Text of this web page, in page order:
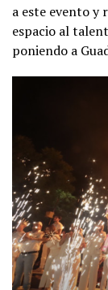
a este evento y
espacio al
poniendo a